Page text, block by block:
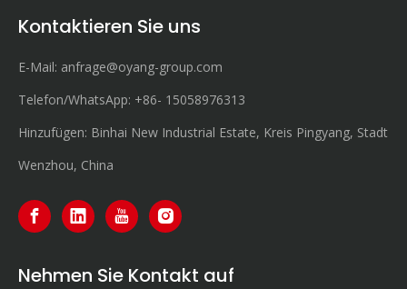
Kontaktieren Sie uns
E-Mail: anfrage@oyang-group.com
Telefon/WhatsApp: +86- 15058976313
Hinzufügen: Binhai New Industrial Estate, Kreis Pingyang, Stadt
Wenzhou, China
Nehmen Sie Kontakt auf